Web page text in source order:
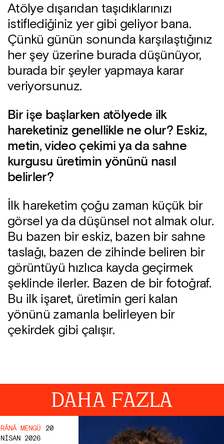
Atölye dışarıdan taşıdıklarınızı
istiflediğiniz yer gibi geliyor bana.
Çünkü günün sonunda karşılaştığınız
her şey üzerine burada düşünüyor,
burada bir şeyler yapmaya karar
veriyorsunuz.
Bir işe başlarken atölyede ilk
hareketiniz genellikle ne olur? Eskiz,
metin, video çekimi ya da sahne
kurgusu üretimin yönünü nasıl
belirler?
İlk hareketim çoğu zaman küçük bir
görsel ya da düşünsel not almak olur.
Bu bazen bir eskiz, bazen bir sahne
taslağı, bazen de zihinde beliren bir
görüntüyü hızlıca kayda geçirmek
şeklinde ilerler. Bazen de bir fotoğraf.
Bu ilk işaret, üretimin geri kalan
yönünü zamanla belirleyen bir
çekirdek gibi çalışır.
DAHA FAZLA
RÂNÂ MENGÜ
20
NISAN 2026